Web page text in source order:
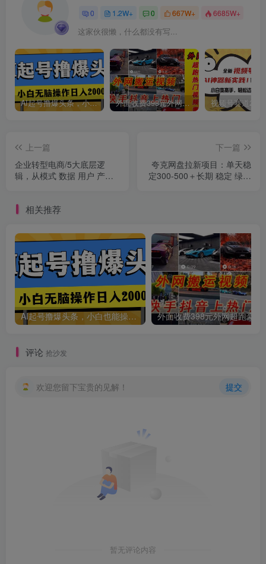
0 1.2W+ 0 667W+ 6685W+
这家伙很懒，什么都没有写...
AI起号撸爆头条，小白也能操作，日入2000+ 外面收费398元外网超跑豪车汽车视频搬运至快手抖音上热门项目
上一篇
企业转型电商/5大底层逻
辑，从模式 数据 用户 产品
下一篇
夸克网盘拉新项目：单天稳
定300-500＋长期 稳定 绿色
相关推荐
AI起号撸爆头条，小白也能操作，日入2000+
评论 抢沙发
欢迎您留下宝贵的见解！ 提交
暂无评论内容